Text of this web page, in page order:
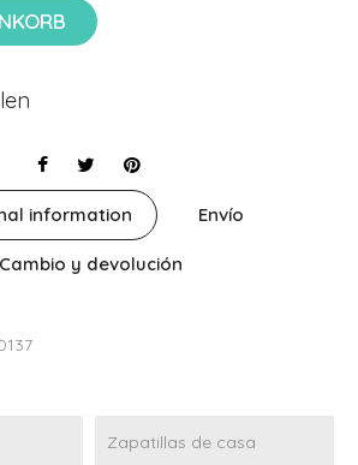
information Envío
Cambio y devolución
Zapatillas de casa